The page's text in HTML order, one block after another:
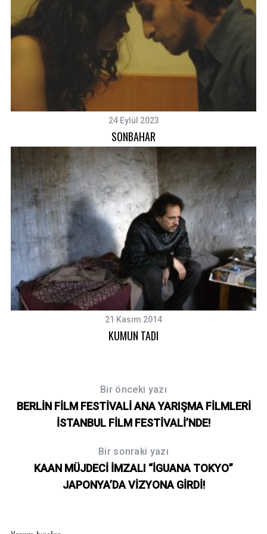
24 Eylül 2023
SONBAHAR
21 Kasım 2014
KUMUN TADI
Bir önceki yazı
BERLİN FİLM FESTİVALİ ANA YARIŞMA FİLMLERİ
İSTANBUL FİLM FESTİVALİ’NDE!
Bir sonraki yazı
KAAN MÜJDECİ İMZALI “İGUANA TOKYO”
JAPONYA’DA VİZYONA GİRDİ!